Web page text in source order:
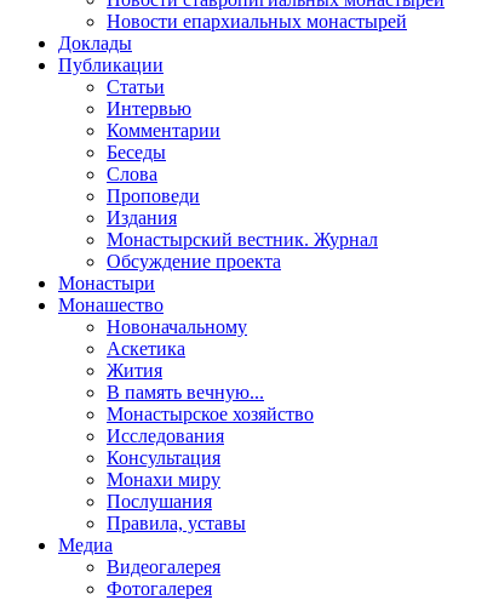
Новости епархиальных монастырей
Доклады
Публикации
Статьи
Интервью
Комментарии
Беседы
Слова
Проповеди
Издания
Монастырский вестник. Журнал
Обсуждение проекта
Монастыри
Монашество
Новоначальному
Аскетика
Жития
В память вечную...
Монастырское хозяйство
Исследования
Консультация
Монахи миру
Послушания
Правила, уставы
Медиа
Видеогалерея
Фотогалерея